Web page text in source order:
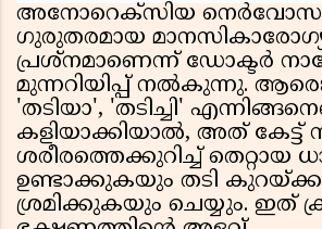
അനോറെക്‌സിയ
ഗുരുതരമായ
പ്രശ്നമാണെന്ന് ഡോക്ടർ
മുന്നറിയിപ്പ് നൽകുന്നു.
'തടിയാ', 'തടിച്ചി'
കളിയാക്കിയാൽ, അത് കേട്ട്
ശരീരത്തെക്കുറിച്ച്
ഉണ്ടാക്കുകയും തടി
ശ്രമിക്കുകയും ചെയ്യും. ഇത്